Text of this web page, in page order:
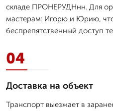
складе ПРОНЕРУДНнн. Для
мастерам: Игорю и Юрию,
беспрепятственный доступ
04
Доставка на объект
Транспорт выезжает в